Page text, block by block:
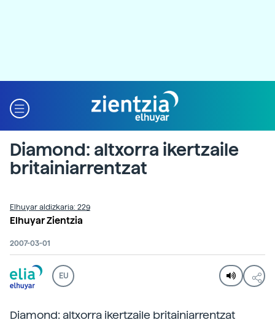
Diamond: altxorra ikertzaile
britainiarrentzat
Elhuyar aldizkaria: 229
Elhuyar Zientzia
2007-03-01
EU
Diamond: altxorra ikertzaile britainiarrentzat